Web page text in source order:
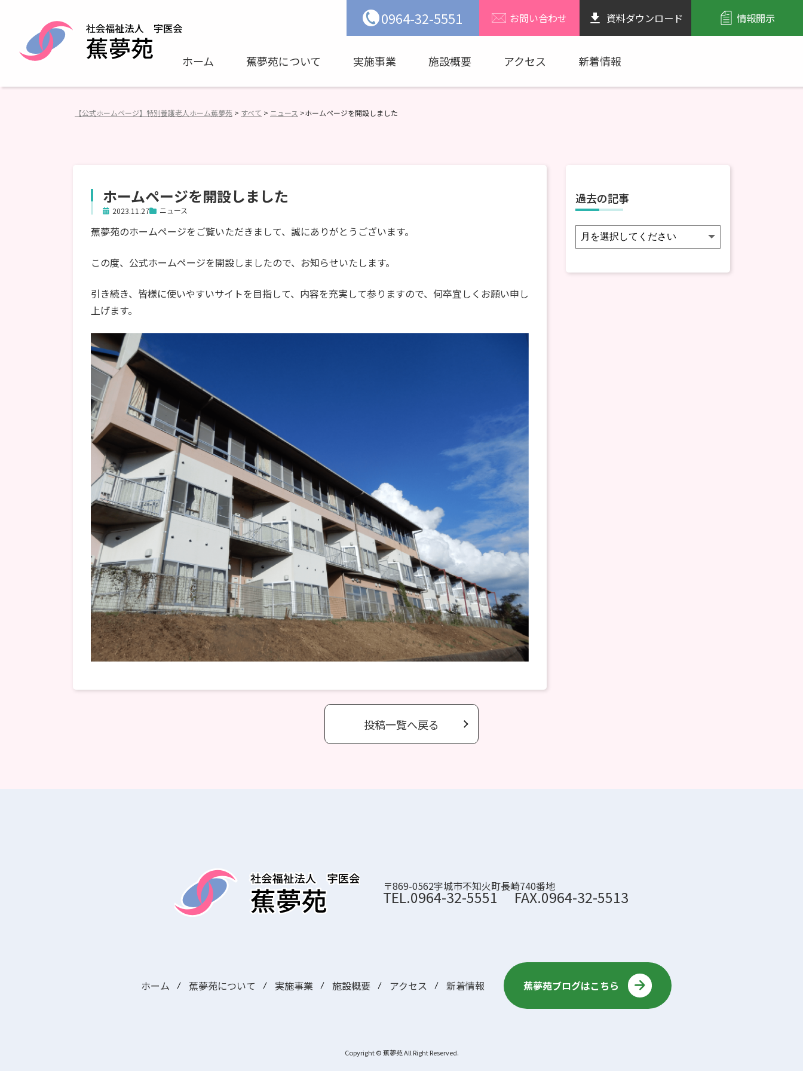
0964-32-5551 お問い合わせ 資料ダウンロード 情報開示
ホーム 蕉夢苑について 実施事業 施設概要 アクセス 新着情報
【公式ホームページ】特別養護老人ホーム蕉夢苑 > すべて > ニュース >ホームページを開設しました
ホームページを開設しました
2023.11.27 ニュース
蕉夢苑のホームページをご覧いただきまして、誠にありがとうございます。
この度、公式ホームページを開設しましたので、お知らせいたします。
引き続き、皆様に使いやすいサイトを目指して、内容を充実して参りますので、何卒宜しくお願い申し
上げます。
過去の記事
投稿一覧へ戻る
〒869-0562宇城市不知火町長崎740番地
TEL.0964-32-5551 FAX.0964-32-5513
ホーム 蕉夢苑について 実施事業 施設概要 アクセス 新着情報 蕉夢苑ブログはこちら
Copyright © 蕉夢苑 All Right Reserved.